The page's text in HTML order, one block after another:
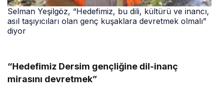
Selman Yeşilgöz, “Hedefimiz, bu dili, kültürü ve inancı,
asıl taşıyıcıları olan genç kuşaklara devretmek olmalı”
diyor
“Hedefimiz Dersim gençliğine dil-inanç
mirasını devretmek”